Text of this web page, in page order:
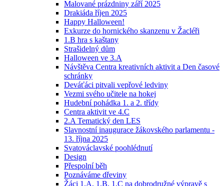
Malované prázdniny září 2025
Drakiáda říjen 2025
Happy Halloween!
Exkurze do hornického skanzenu v Žacléři
1.B hra s kaštany
Strašidelný dům
Halloween ve 3.A
Návštěva Centra kreativních aktivit a Den časové
schránky
Deváťáci pitvali vepřové ledviny
Vezmi svého učitele na hokej
Hudební pohádka 1. a 2. třídy
Centra aktivit ve 4.C
2.A Tematický den LES
Slavnostní inaugurace žákovského parlamentu -
13. října 2025
Svatováclavské poohlédnutí
Design
Přespolní běh
Poznáváme dřeviny
Žáci 1.A, 1.B, 1.C na dobrodružné výpravě s